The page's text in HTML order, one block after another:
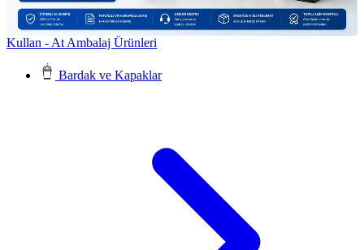
Kullan - At Ambalaj Ürünleri
Bardak ve Kapaklar